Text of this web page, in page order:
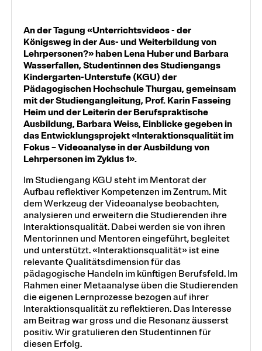
An der Tagung «Unterrichtsvideos - der
Königsweg in der Aus- und Weiterbildung von
Lehrpersonen?» haben Lena Huber und Barbara
Wasserfallen, Studentinnen des Studiengangs
Kindergarten-Unterstufe (KGU) der
Pädagogischen Hochschule Thurgau, gemeinsam
mit der Studiengangleitung, Prof. Karin Fasseing
Heim und der Leiterin der Berufspraktische
Ausbildung, Barbara Weiss, Einblicke gegeben in
das Entwicklungsprojekt «Interaktionsqualität im
Fokus – Videoanalyse in der Ausbildung von
Lehrpersonen im Zyklus 1».
Im Studiengang KGU steht im Mentorat der
Aufbau reflektiver Kompetenzen im Zentrum. Mit
dem Werkzeug der Videoanalyse beobachten,
analysieren und erweitern die Studierenden ihre
Interaktionsqualität. Dabei werden sie von ihren
Mentorinnen und Mentoren eingeführt, begleitet
und unterstützt. «Interaktionsqualität» ist eine
relevante Qualitätsdimension für das
pädagogische Handeln im künftigen Berufsfeld. Im
Rahmen einer Metaanalyse üben die Studierenden
die eigenen Lernprozesse bezogen auf ihrer
Interaktionsqualität zu reflektieren. Das Interesse
am Beitrag war gross und die Resonanz äusserst
positiv. Wir gratulieren den Studentinnen für
diesen Erfolg.